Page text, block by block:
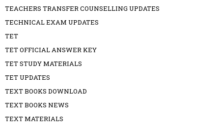
TEACHERS TRANSFER COUNSELLING UPDATES
TECHNICAL EXAM UPDATES
TET
TET OFFICIAL ANSWER KEY
TET STUDY MATERIALS
TET UPDATES
TEXT BOOKS DOWNLOAD
TEXT BOOKS NEWS
TEXT MATERIALS